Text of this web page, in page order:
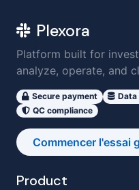
Plexora
Platform built for
analyze, operate, and
Secure payment
Data
QC compliance
Commencer l'essai
Product